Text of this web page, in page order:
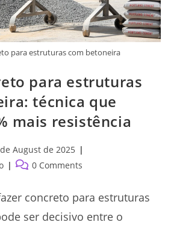
para estruturas com betoneira
para estruturas
técnica que
mais resistência
August de 2025
Post0 Comments
concreto para estruturas
ser decisivo entre o